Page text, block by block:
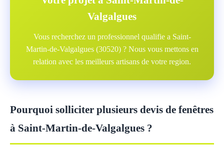
Valgalgues
Vous recherchez un professionnel qualifie a Saint-
Martin-de-Valgalgues (30520) ? Nous vous mettons en
relation avec les meilleurs artisans de votre region.
Pourquoi solliciter plusieurs devis de fenêtres
à Saint-Martin-de-Valgalgues ?